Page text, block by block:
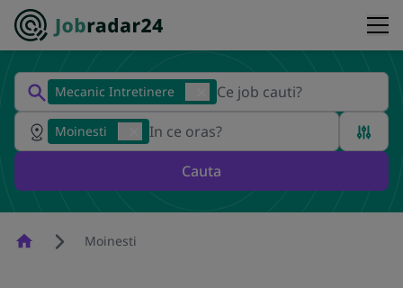
Mecanic Intretinere
Moinesti
Cauta
HomepageMoinesti